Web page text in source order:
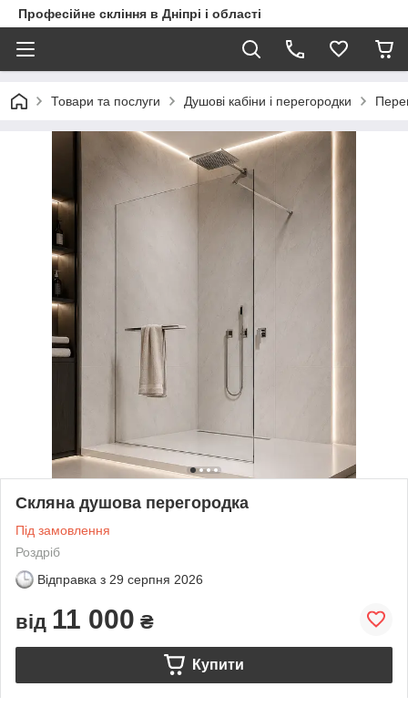
Професійне скління в Дніпрі і області
Товари та послуги Душові кабіни і перегородки
Скляна душова перегородка
Під замовлення
Роздріб
Відправка з 29 серпня 2026
від 11 000 ₴
Купити